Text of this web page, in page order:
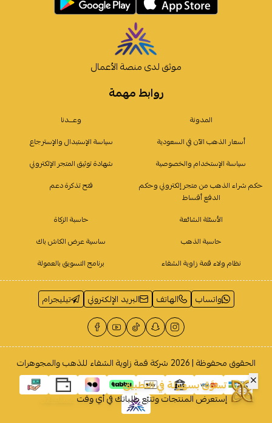
روابط مهمة
المدونة
وعـــدنا
أسعار الذهب الآن في السعودية
سياسة الإستبدال والإسترجاع
سياسة الإستخدام والخصوصية
شهادة توثيق المتجر الإلكتروني
حكم شراء الذهب من متجر إلكتروني وحكم
الدفع أقساط
فتح تذكرة دعم
الأسئلة الشائعة
حاسبة الزكاة
حاسبة الذهب
ساسية عرض الكاش باك
نظام ولاء قمة زاوية الشفاء
برنامج التسويق بالعمولة
موثق لدى منصة الأعمال
واتساب الهاتف البريد الإلكتروني تيليجرام
الحقوق محفوظة | 2026 شركة قمة زاوية الشفاء للذهب والمجوهرات
تسوَّق بسهولة في التطبيق
إستعرض المنتجات وتتبّع طلباتك في أي وقتحمله الآن